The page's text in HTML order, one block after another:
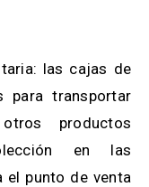
las cajas de
para transportar
productos
en las
el punto de venta